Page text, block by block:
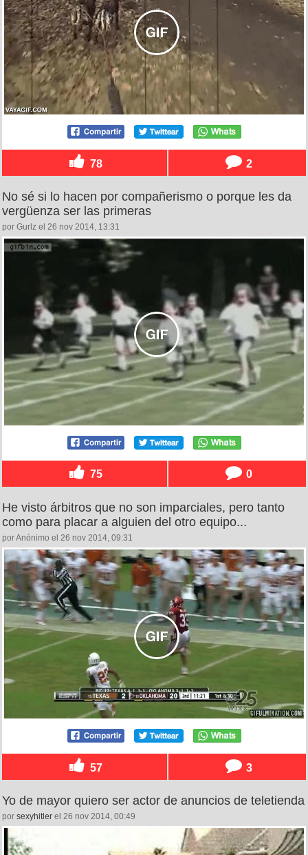
78 2
No sé si lo hacen por compañerismo o porque les da
vergüenza ser las primeras
por Gurlz el 26 nov 2014, 13:31
75 0
He visto árbitros que no son imparciales, pero tanto
como para placar a alguien del otro equipo...
por Anónimo el 26 nov 2014, 09:31
57 3
Yo de mayor quiero ser actor de anuncios de teletienda
por sexyhitler el 26 nov 2014, 00:49